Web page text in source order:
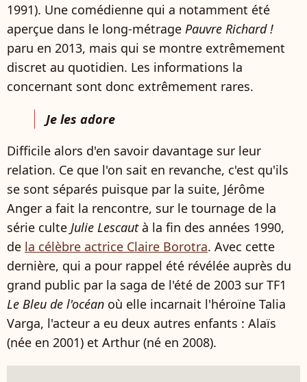
1991). Une comédienne qui a notamment été
aperçue dans le long-métrage Pauvre Richard !
paru en 2013, mais qui se montre extrêmement
discret au quotidien. Les informations la
concernant sont donc extrêmement rares.
Je les adore
Difficile alors d'en savoir davantage sur leur
relation. Ce que l'on sait en revanche, c'est qu'ils
se sont séparés puisque par la suite, Jérôme
Anger a fait la rencontre, sur le tournage de la
série culte Julie Lescautà la fin des années 1990,
de la célèbre actrice Claire Borotra. Avec cette
dernière, qui a pour rappel été révélée auprès du
grand public par la saga de l'été de 2003 sur TF1
Le Bleu de l'océan où elle incarnait l'héroïne Talia
Varga, l'acteur a eu deux autres enfants : Alaïs
(née en 2001) et Arthur (né en 2008).